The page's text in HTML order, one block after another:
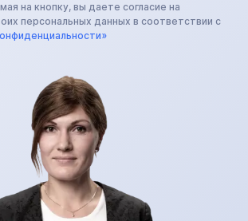
на кнопку, вы даете согласие на
персональных данных в соответствии с